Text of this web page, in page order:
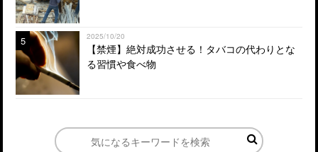
5 2025/10/20
【禁煙】絶対成功させる！タバコの代わりとな
る習慣や食べ物